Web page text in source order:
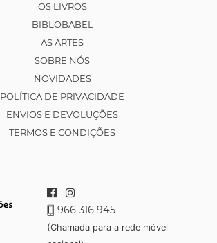
OS LIVROS
BIBLOBABEL
AS ARTES
SOBRE NÓS
NOVIDADES
POLÍTICA DE PRIVACIDADE
ENVIOS E DEVOLUÇÕES
TERMOS E CONDIÇÕES
966 316 945
(Chamada para a rede móvel